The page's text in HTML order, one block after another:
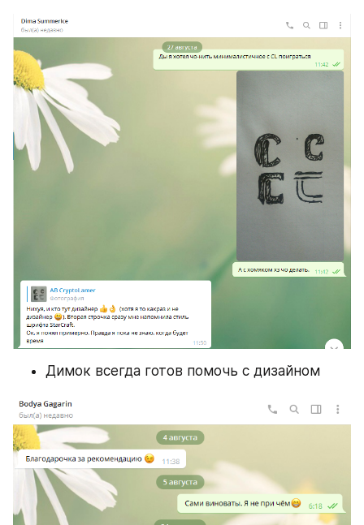
Димок всегда готов помочь с дизайном